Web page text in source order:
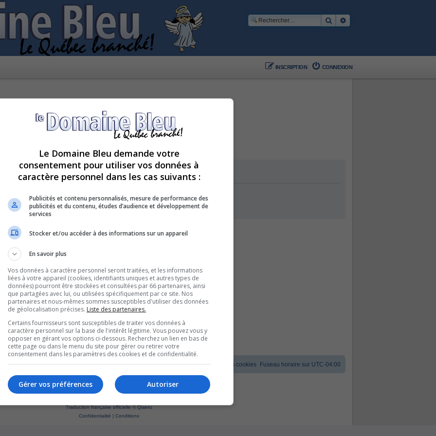
Rechercher
CONNEXION
INSCRIPTION
de ce forum ?
Fuseau horaire sur UTC-04:00
Supprimer les cookies
Original by
Christian 2.0
*Updated to 3.3.x by
Style version: 1.1.8
Traduction française officielle©Qiaeru
Confidentialité | Conditions
Le Domaine Bleu demande votre
consentement pour utiliser vos données à
caractère personnel dans les cas suivants :
Publicités et contenu personnalisés, mesure de performance des
publicités et du contenu, études d’audience et développement de
services
Stocker et/ou accéder à des informations sur un appareil
En savoir plus
Vos données à caractère personnel seront traitées, et les informations
liées à votre appareil (cookies, identifiants uniques et autres types de
données) pourront être stockées et consultées par 66 partenaires, ainsi
que partagées avec lui, ou utilisées spécifiquement par ce site. Nos
partenaires et nous-mêmes sommes susceptibles d'utiliser des données
de géolocalisation précises. Liste des partenaires.
Certains fournisseurs sont susceptibles de traiter vos données à
caractère personnel sur la base de l'intérêt légitime. Vous pouvez vous y
opposer en gérant vos options ci-dessous. Recherchez un lien en bas de
cette page ou dans le menu du site pour gérer ou retirer votre
consentement dans les paramètres des cookies et de confidentialité.
Autoriser
Gérer vos préférences